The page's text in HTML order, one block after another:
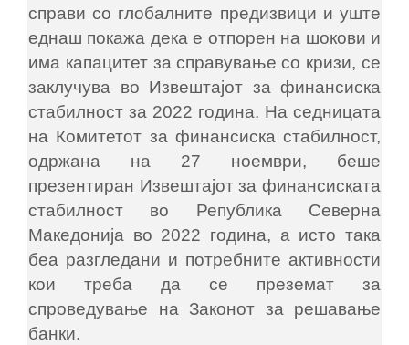
справи со глобалните предизвици и уште
еднаш покажа дека е отпорен на шокови и
има капацитет за справување со кризи, се
заклучува во Извештајот за финансиска
стабилност за 2022 година. На седницата
на Комитетот за финансиска стабилност,
одржана на 27 ноември, беше
презентиран Извештајот за финансиската
стабилност во Република Северна
Македонија во 2022 година, а исто така
беа разгледани и потребните активности
кои треба да се преземат за
спроведување на Законот за решавање
банки.